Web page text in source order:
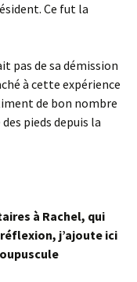
Ce fut la
pas de sa démission
à cette expérience
de bon nombre
pieds depuis la
à Rachel, qui
j’ajoute ici